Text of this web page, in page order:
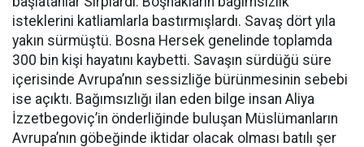
isteklerini katliamlarla bastırmışlardı. Savaş dört yıla
yakın sürmüştü. Bosna Hersek genelinde toplamda
300 bin kişi hayatını kaybetti. Savaşın sürdüğü süre
içerisinde Avrupa’nın sessizliğe bürünmesinin sebebi
ise açıktı. Bağımsızlığı ilan eden bilge insan Aliya
İzzetbegoviç’in önderliğinde buluşan Müslümanların
Avrupa’nın göbeğinde iktidar olacak olması batılı şer